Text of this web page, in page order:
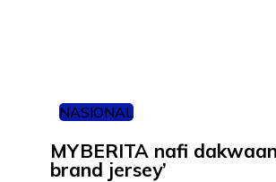
NASIONAL
MYBERITA nafi
brand jersey’